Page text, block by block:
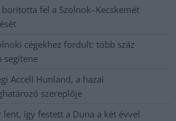
fel a Szolnok–Kecskemét
cégekhez fordult: több száz
segítene
Accell Hunland, a hazai
szereplője
lent, így festett a Duna a két évvel